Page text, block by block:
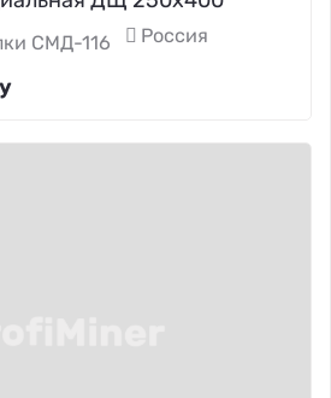
СМД-116 Россия